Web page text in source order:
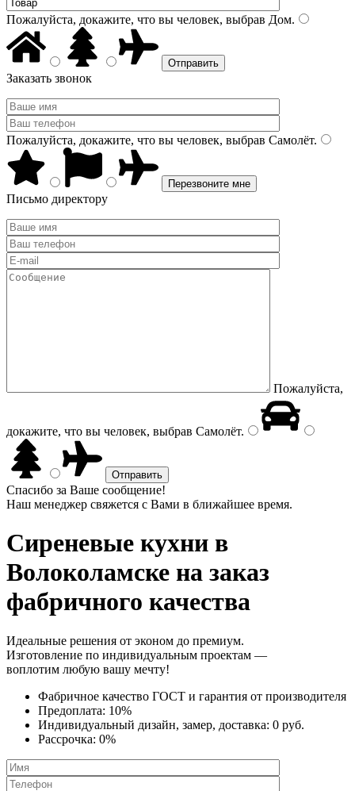
Пожалуйста, докажите, что вы человек, выбрав Дом.
Заказать звонок
Пожалуйста, докажите, что вы человек, выбрав Самолёт.
Письмо директору
Пожалуйста,
докажите, что вы человек, выбрав Самолёт.
Спасибо за Ваше сообщение!
Наш менеджер свяжется с Вами в ближайшее время.
Сиреневые кухни в
Волоколамске на заказ
фабричного качества
Идеальные решения от эконом до премиум.
Изготовление по индивидуальным проектам —
воплотим любую вашу мечту!
Фабричное качество ГОСТ и гарантия от производителя
Предоплата: 10%
Индивидуальный дизайн, замер, доставка: 0 руб.
Рассрочка: 0%